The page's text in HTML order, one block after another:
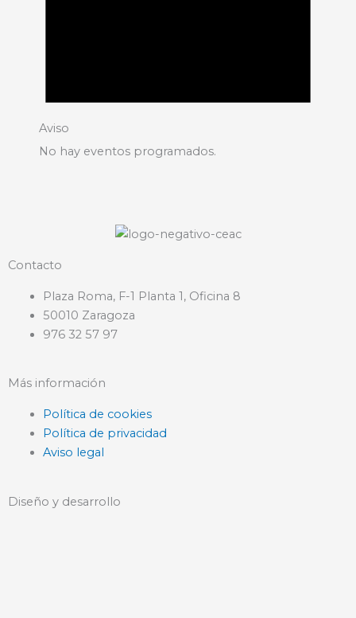
Aviso
No hay eventos programados.
Contacto
Plaza Roma, F-1 Planta 1, Oficina 8
50010 Zaragoza
976 32 57 97
Más información
Política de cookies
Política de privacidad
Aviso legal
Diseño y desarrollo